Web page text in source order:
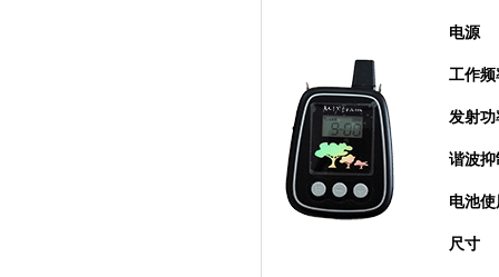
电源
工作频
发射功
谐波抑
电池
尺寸